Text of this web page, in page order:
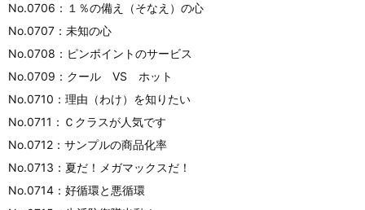
No.0706：１％の備え（そなえ）の心
No.0707：未知の心
No.0708：ピンポイントのサービス
No.0709：クール VS ホット
No.0710：理由（わけ）を知りたい
No.0711：Ｃクラスが人気です
No.0712：サンプルの商品化率
No.0713：夏だ！メガマックスだ！
No.0714：好循環と悪循環